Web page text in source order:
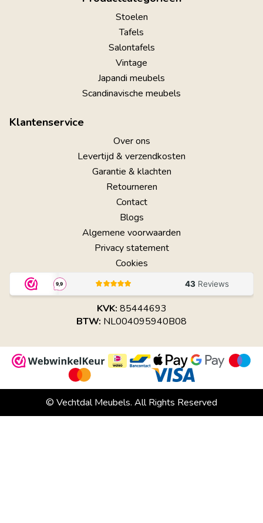
Stoelen
Tafels
Salontafels
Vintage
Japandi meubels
Scandinavische meubels
Klantenservice
Over ons
Levertijd & verzendkosten
Garantie & klachten
Retourneren
Contact
Blogs
Algemene voorwaarden
Privacy statement
Cookies
KVK: 85444693
BTW: NL004095940B08
© Vechtdal Meubels. All Rights Reserved